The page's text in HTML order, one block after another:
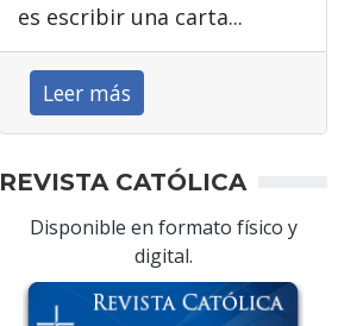
es escribir una carta...
Leer más
REVISTA CATÓLICA
Disponible en formato físico y
digital.